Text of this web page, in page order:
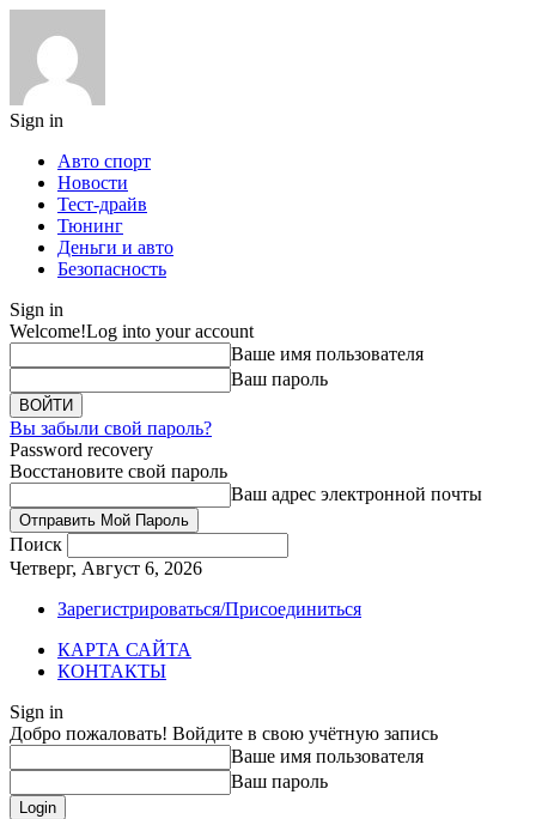
Sign in
Авто спорт
Новости
Тест-драйв
Тюнинг
Деньги и авто
Безопасность
Sign in
Welcome!Log into your account
Ваше имя пользователя
Ваш пароль
Вы забыли свой пароль?
Password recovery
Восстановите свой пароль
Ваш адрес электронной почты
Поиск
Четверг, Август 6, 2026
Зарегистрироваться/Присоединиться
КАРТА САЙТА
КОНТАКТЫ
Sign in
Добро пожаловать! Войдите в свою учётную запись
Ваше имя пользователя
Ваш пароль